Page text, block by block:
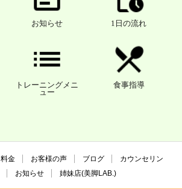
お知らせ 1日の流れ
トレーニングメニ
ュー
食事指導
料金 お客様の声 ブログ
カウンセリン
お知らせ 姉妹店(美脚LAB.)